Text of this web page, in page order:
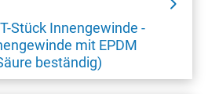
Stück Innengewinde -
mit EPDM
beständig)